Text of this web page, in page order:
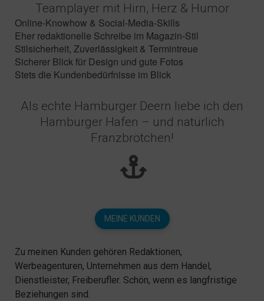
Teamplayer mit Hirn, Herz & Humor
Online-Knowhow & Social-Media-Skills
Eher redaktionelle Schreibe im Magazin-Stil
Stilsicherheit, Zuverlässigkeit & Termintreue
Sicherer Blick für Design und gute Fotos
Stets die Kundenbedürfnisse im Blick
Als echte Hamburger Deern liebe ich den
Hamburger Hafen – und natürlich
Franzbrötchen!
MEINE KUNDEN
Zu meinen Kunden gehören Redaktionen,
Werbeagenturen, Unternehmen aus dem Handel,
Dienstleister, Freiberufler. Schön, wenn es langfristige
Beziehungen sind.